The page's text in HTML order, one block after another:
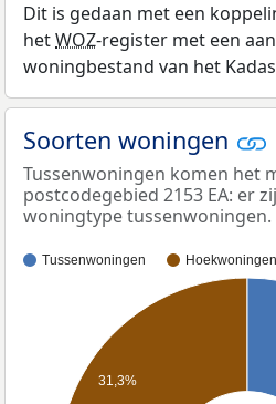
Dit is gedaan met een
hetWOZ-register met een
woningbestand van het
Soorten woningen
Tussenwoningen komen het
postcodegebied 2153 EA: er
woningtype tussenwoningen.
Tussenwoningen Hoekwoningen
31,3%